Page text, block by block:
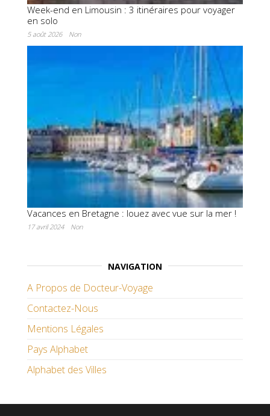
Week-end en Limousin : 3 itinéraires pour voyager
en solo
5 août 2026 Non
Vacances en Bretagne : louez avec vue sur la mer !
17 avril 2024 Non
NAVIGATION
A Propos de Docteur-Voyage
Contactez-Nous
Mentions Légales
Pays Alphabet
Alphabet des Villes